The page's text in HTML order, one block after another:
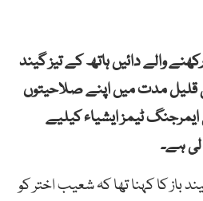
والے دائیں ہاتھ کے تیز گیند
قلیل مدت میں اپنے صلاحیتوں
ٹیمز ایشیاء کیلیے
لی ہے۔
میں 19 سالہ گیند باز کا کہنا تھا کہ شعیب اختر کو